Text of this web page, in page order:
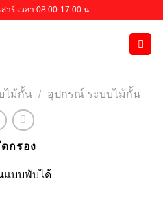
าร์ เวลา 08:00-17.00 น.
ไม้กั้น / อุปกรณ์ ระบบไม้กั้น
กรอง